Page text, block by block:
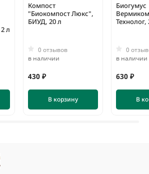
л
Компост
"Биокомпост Люкс",
БИУД, 20 л
0 отзывов
в наличии
430 ₽
В корзину
Биогумус
Технолог,
0
в наличии
630 ₽
В